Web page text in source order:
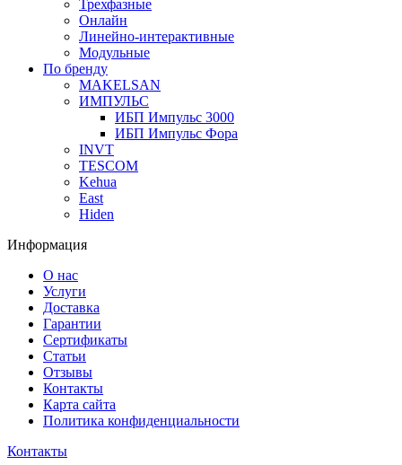
Трехфазные
Онлайн
Линейно-интерактивные
Модульные
По бренду
MAKELSAN
ИМПУЛЬС
ИБП Импульс 3000
ИБП Импульс Фора
INVT
TESCOM
Kehua
East
Hiden
Информация
О нас
Услуги
Доставка
Гарантии
Сертификаты
Статьи
Отзывы
Контакты
Карта сайта
Политика конфиденциальности
Контакты